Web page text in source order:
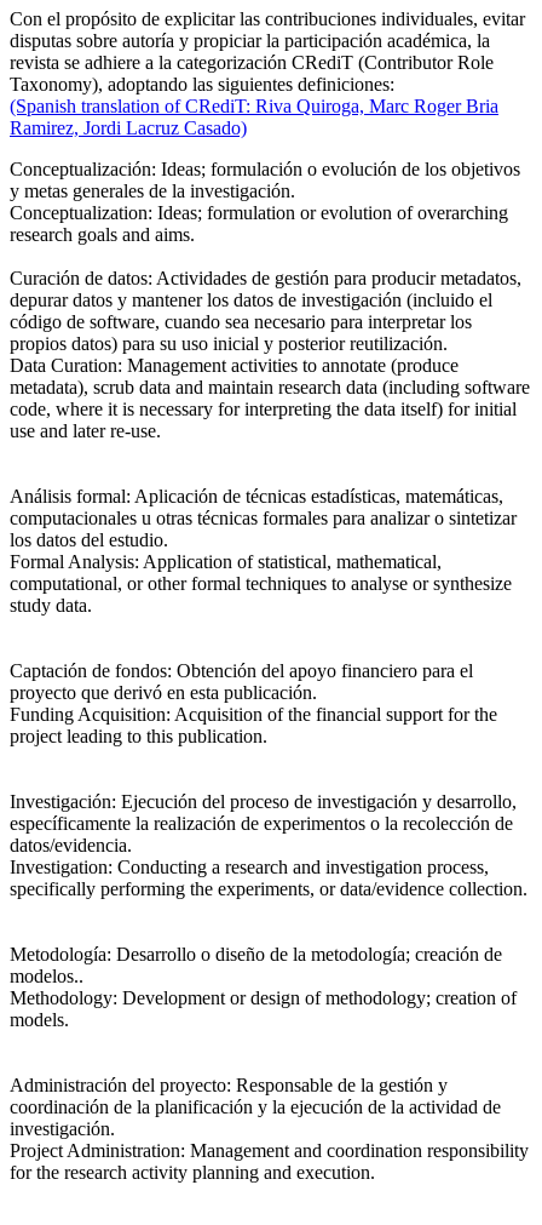
Con el propósito de explicitar las contribuciones individuales, evitar
disputas sobre autoría y propiciar la participación académica, la
revista se adhiere a la categorización CRediT (Contributor Role
Taxonomy), adoptando las siguientes definiciones:
(Spanish translation of CRediT: Riva Quiroga, Marc Roger Bria
Ramirez, Jordi Lacruz Casado)
Conceptualización: Ideas; formulación o evolución de los objetivos
y metas generales de la investigación.
Conceptualization: Ideas; formulation or evolution of overarching
research goals and aims.
Curación de datos: Actividades de gestión para producir metadatos,
depurar datos y mantener los datos de investigación (incluido el
código de software, cuando sea necesario para interpretar los
propios datos) para su uso inicial y posterior reutilización.
Data Curation: Management activities to annotate (produce
metadata), scrub data and maintain research data (including software
code, where it is necessary for interpreting the data itself) for initial
use and later re-use.
Análisis formal: Aplicación de técnicas estadísticas, matemáticas,
computacionales u otras técnicas formales para analizar o sintetizar
los datos del estudio.
Formal Analysis: Application of statistical, mathematical,
computational, or other formal techniques to analyse or synthesize
study data.
Captación de fondos: Obtención del apoyo financiero para el
proyecto que derivó en esta publicación.
Funding Acquisition: Acquisition of the financial support for the
project leading to this publication.
Investigación: Ejecución del proceso de investigación y desarrollo,
específicamente la realización de experimentos o la recolección de
datos/evidencia.
Investigation: Conducting a research and investigation process,
specifically performing the experiments, or data/evidence collection.
Metodología: Desarrollo o diseño de la metodología; creación de
modelos..
Methodology: Development or design of methodology; creation of
models.
Administración del proyecto: Responsable de la gestión y
coordinación de la planificación y la ejecución de la actividad de
investigación.
Project Administration: Management and coordination responsibility
for the research activity planning and execution.